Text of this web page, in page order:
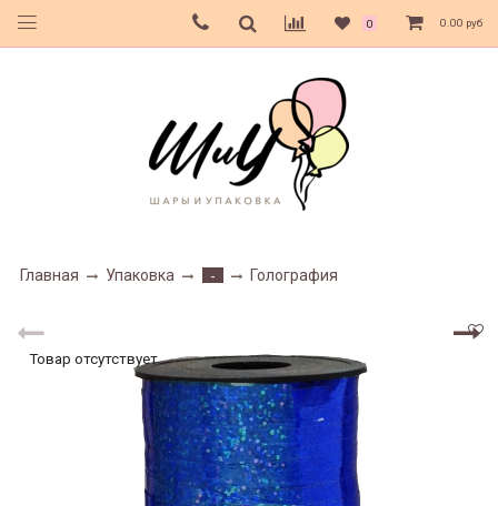
0 0.00 руб
Главная Упаковка - Голография
Товар отсутствует